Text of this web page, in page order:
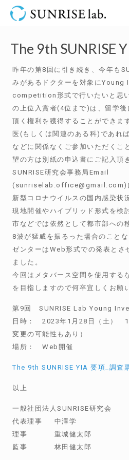
The 9th SUNRISE
昨年の第8回に引き続き、今年も
みがあるドクターを対象に
competition形式で行いたいと思
の上位入賞者(4位まで)は、留学
頂く権利を獲得することができま
医(もしくは関連のある科)であれ
などに関係なくご参加いただくこ
望の方は別紙の申込書にご記入頂
SUNRISE研究会事務局Email
(sunriselab.office@gmail.com)
新型コロナウイルスの国内感染状
現地開催やハイブリッド形式を検
市などでは依然として都市部への
8波が猛威を振るった場合のこと
ゼンターはWeb形式での発表とさ
ました。
今回はメタバース空間を使用する
を目指しますので何卒宜しくお願
第9回 SUNRISE Lab Young
日時： 2023年1月28日（土）
変更の可能性もあり）
場所： Web開催
The 9th SUNRISE YIA 要項_調査
以上
一般社団法人SUNRISE研究会
代表理事 中澤学
理事 重城健太郎
監事 林田健太郎